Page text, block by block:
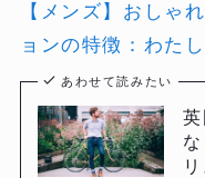
【メンズ】おしゃ
ョンの特徴：わた
あわせて読みたい